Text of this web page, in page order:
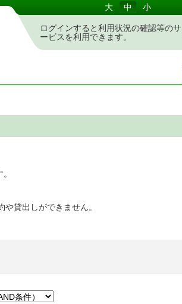
大 中 小
ログインすると利用状況の確認等のサ
ービスを利用できます。
貸出しができません。